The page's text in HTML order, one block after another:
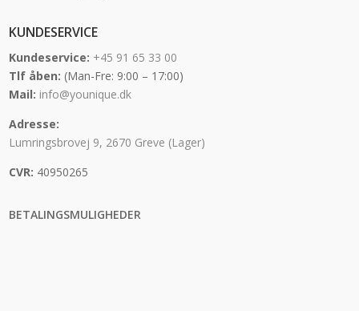
KUNDESERVICE
Kundeservice: +45 91 65 33 00
Tlf åben: (Man-Fre: 9:00 – 17:00)
Mail: info@younique.dk
Adresse:
Lumringsbrovej 9, 2670 Greve (Lager)
CVR: 40950265
BETALINGSMULIGHEDER